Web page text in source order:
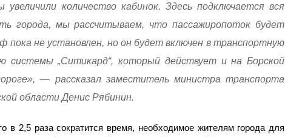
количество кабинок. Здесь подключается вся
города, мы рассчитываем, что пассажиропоток будет
пока не установлен, но он будет включен в транспортную
системы „Ситикард“, который действует и на Борской
— рассказал заместитель министра транспорта
области Денис Рябинин.
в 2,5 раза сократится время, необходимое жителям города для